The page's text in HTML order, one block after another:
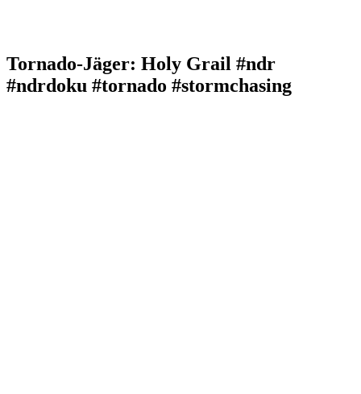
Tornado-Jäger: Holy Grail #ndr
#ndrdoku #tornado #stormchasing